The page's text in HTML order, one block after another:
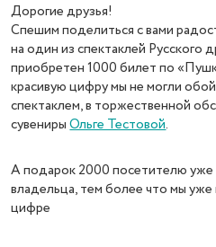
Дорогие друзья!
Спешим поделиться с вами
на один из спектаклей Русского
приобретен 1000 билет по
красивую цифру мы не могли
спектаклем, в торжественной
сувенирыОльге Тестовой.
А подарок 2000 посетителю уже
владельца, тем более что мы
цифре